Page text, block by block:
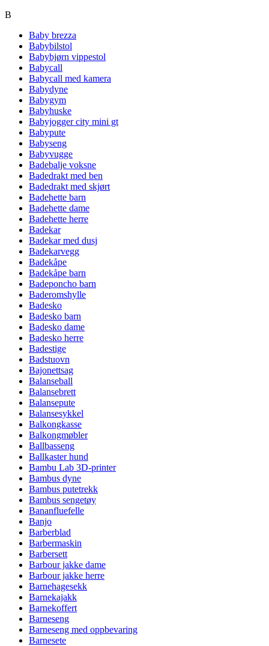
B
Baby brezza
Babybilstol
Babybjørn vippestol
Babycall
Babycall med kamera
Babydyne
Babygym
Babyhuske
Babyjogger city mini gt
Babypute
Babyseng
Babyvugge
Badebalje voksne
Badedrakt med ben
Badedrakt med skjørt
Badehette barn
Badehette dame
Badehette herre
Badekar
Badekar med dusj
Badekarvegg
Badekåpe
Badekåpe barn
Badeponcho barn
Baderomshylle
Badesko
Badesko barn
Badesko dame
Badesko herre
Badestige
Badstuovn
Bajonettsag
Balanseball
Balansebrett
Balansepute
Balansesykkel
Balkongkasse
Balkongmøbler
Ballbasseng
Ballkaster hund
Bambu Lab 3D-printer
Bambus dyne
Bambus putetrekk
Bambus sengetøy
Bananfluefelle
Banjo
Barberblad
Barbermaskin
Barbersett
Barbour jakke dame
Barbour jakke herre
Barnehagesekk
Barnekajakk
Barnekoffert
Barneseng
Barneseng med oppbevaring
Barnesete